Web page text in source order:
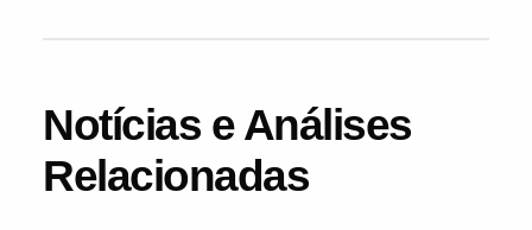
Notícias e Análises
Relacionadas